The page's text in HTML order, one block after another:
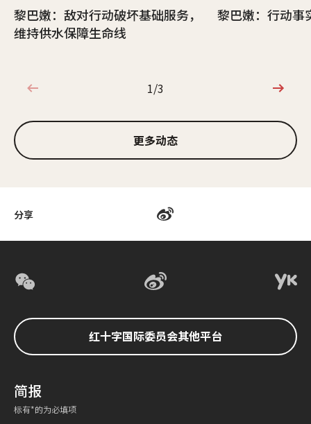
分享
黎巴嫩：敌对行动破坏基础服务，
维持供水保障生命线
黎巴嫩：行动
1/3
1/3
更多动态
红十字国际委员会其他平台
简报
标有*的为必填项